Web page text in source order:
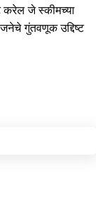
करेल जे स्कीमच्या
गुंतवणूक उद्दिष्ट